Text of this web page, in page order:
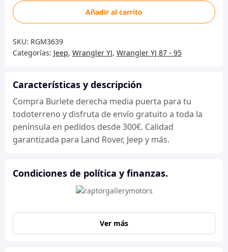
Burlete
derecha
puerta
cantidad
Añadir al carrito
SKU: RGM3639
Categorías: Jeep, Wrangler YJ, Wrangler YJ 87 - 95
Características y descripción
Compra Burlete derecha media puerta para tu
todoterreno y disfruta de envío gratuito a toda la
península en pedidos desde 300€. Calidad
garantizada para Land Rover, Jeep y más.
Condiciones de política y finanzas.
Ver más